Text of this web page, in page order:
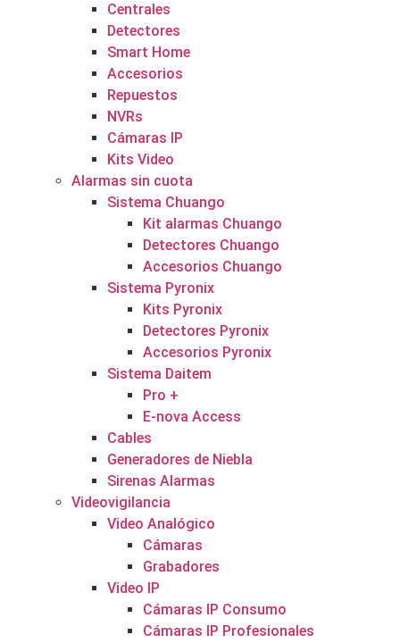
Centrales
Detectores
Smart Home
Accesorios
Repuestos
NVRs
Cámaras IP
Kits Video
Alarmas sin cuota
Sistema Chuango
Kit alarmas Chuango
Detectores Chuango
Accesorios Chuango
Sistema Pyronix
Kits Pyronix
Detectores Pyronix
Accesorios Pyronix
Sistema Daitem
Pro +
E-nova Access
Cables
Generadores de Niebla
Sirenas Alarmas
Videovigilancia
Video Analógico
Cámaras
Grabadores
Video IP
Cámaras IP Consumo
Cámaras IP Profesionales